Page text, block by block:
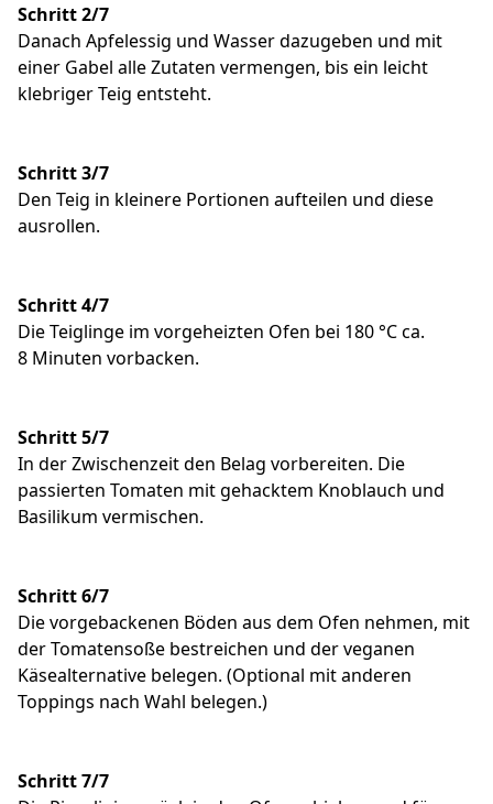
Schritt 2/7
Danach Apfelessig und Wasser dazugeben und mit
einer Gabel alle Zutaten vermengen, bis ein leicht
klebriger Teig entsteht.
Schritt 3/7
Den Teig in kleinere Portionen aufteilen und diese
ausrollen.
Schritt 4/7
Die Teiglinge im vorgeheizten Ofen bei 180 °C ca.
8 Minuten vorbacken.
Schritt 5/7
In der Zwischenzeit den Belag vorbereiten. Die
passierten Tomaten mit gehacktem Knoblauch und
Basilikum vermischen.
Schritt 6/7
Die vorgebackenen Böden aus dem Ofen nehmen, mit
der Tomatensoße bestreichen und der veganen
Käsealternative belegen. (Optional mit anderen
Toppings nach Wahl belegen.)
Schritt 7/7